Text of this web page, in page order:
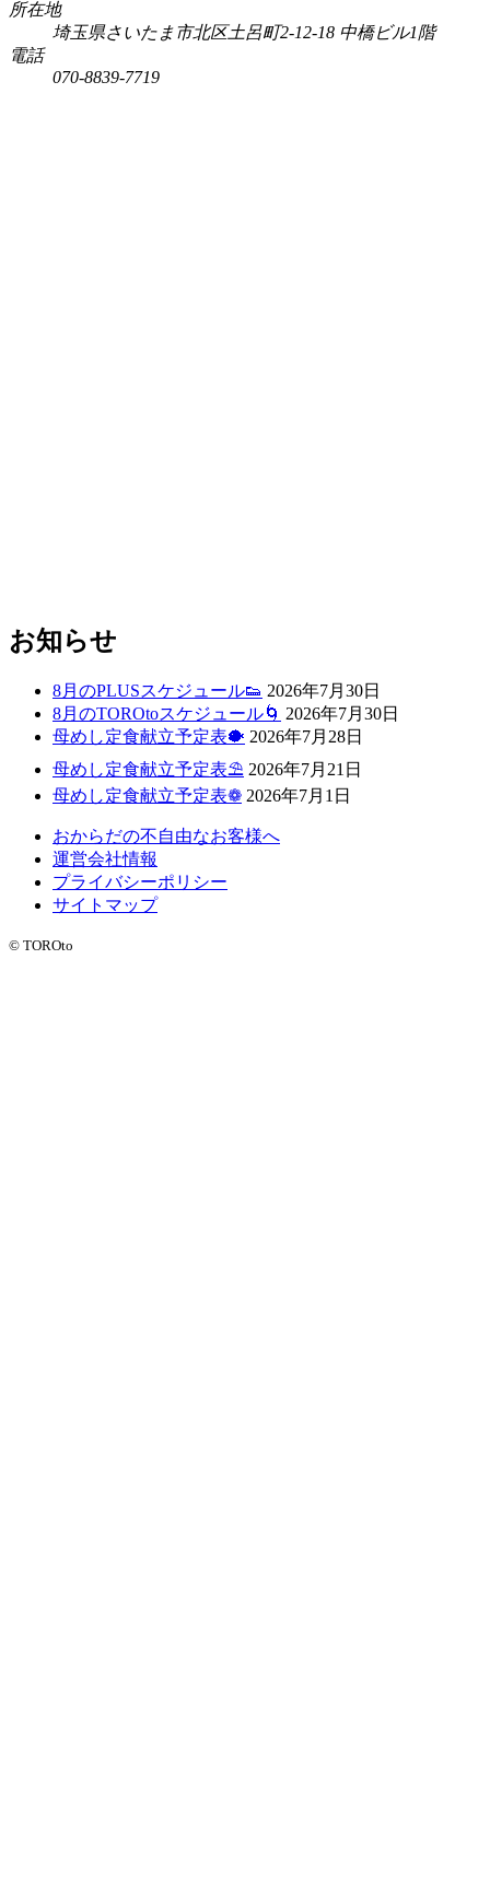
所在地
埼玉県さいたま市北区土呂町2-12-18 中橋ビル1階
電話
070-8839-7719
お知らせ
8月のPLUSスケジュール👟 2026年7月30日
8月のTOROtoスケジュール🌀 2026年7月30日
母めし定食献立予定表🐡 2026年7月28日
母めし定食献立予定表⛱ 2026年7月21日
母めし定食献立予定表❁ 2026年7月1日
おからだの不自由なお客様へ
運営会社情報
プライバシーポリシー
サイトマップ
© TOROto